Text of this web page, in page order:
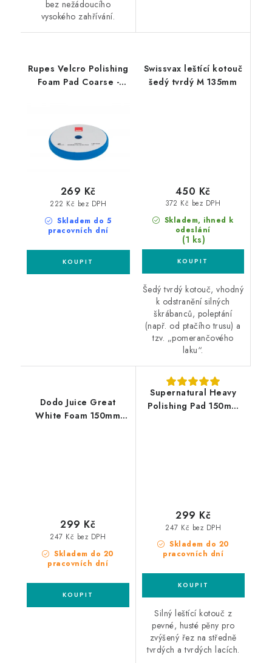
bez nežádoucího
vysokého zahřívání.
Rupes Velcro Polishing
Foam Pad Coarse -
Skladem do 5
pracovních dní
222 Kč bez DPH
269 Kč
Swissvax leštící kotouč
šedý tvrdý M 135mm
Skladem, ihned k
odeslání
(1 ks)
372 Kč bez DPH
450 Kč
Šedý tvrdý kotouč, vhodný
k odstranění silných
škrábanců, poleptání
(např. od ptačího trusu) a
tzv. „pomerančového
laku“.
Dodo Juice Great
White Foam 150mm
Skladem do 20
pracovních dní
247 Kč bez DPH
299 Kč
Supernatural Heavy
Polishing Pad 150mm
Skladem do 20
pracovních dní
247 Kč bez DPH
299 Kč
Silný leštící kotouč z
pevné, husté pěny pro
zvýšený řez na středně
tvrdých a tvrdých lacích.